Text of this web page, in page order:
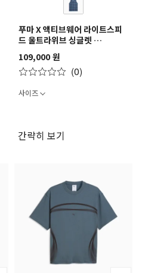
푸마 X 액티브웨어 라이트스피
드 울트라위브 싱글렛
PUMA.X ACTIVEWEAR
LIGHTSPEED ULTRAWEAVE
Singlet
109,000 원
(0)
사이즈
간략히 보기